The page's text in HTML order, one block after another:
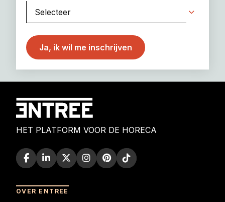
HET PLATFORM VOOR DE HORECA
OVER ENTREE